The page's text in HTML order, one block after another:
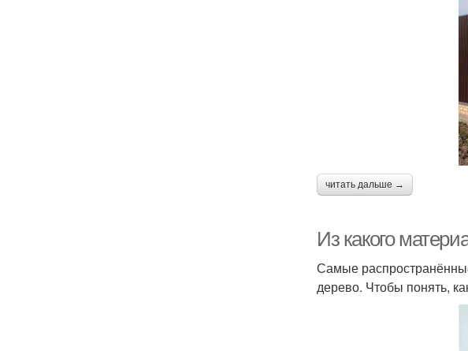
читать дальше →
Из какого
Самые
дерево. Чтобы понять,